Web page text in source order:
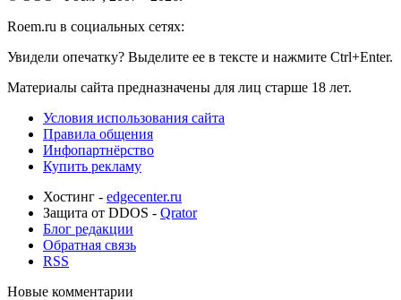
Roem.ru в социальных сетях:
Увидели опечатку? Выделите ее в тексте и нажмите Ctrl+Enter.
Материалы сайта предназначены для лиц старше 18 лет.
Условия использования сайта
Правила общения
Инфопартнёрство
Купить рекламу
Хостинг - edgecenter.ru
Защита от DDOS - Qrator
Блог редакции
Обратная связь
RSS
Новые комментарии